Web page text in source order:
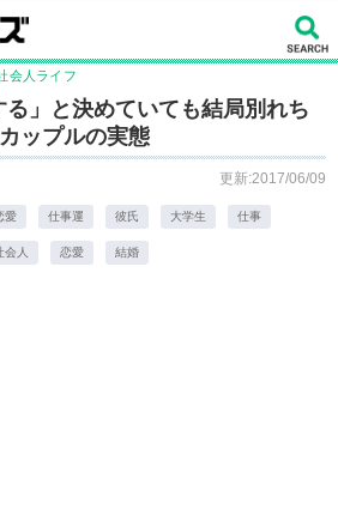
会人ライフ
」と決めていても結局別れち
ップルの実態
更新:2017/06/09
愛 仕事運 彼氏 大学生 仕事
会人 恋愛 結婚